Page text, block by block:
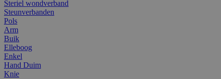
Steriel wondverband
Steunverbanden
Pols
Arm
Buik
Elleboog
Enkel
Hand Duim
Knie